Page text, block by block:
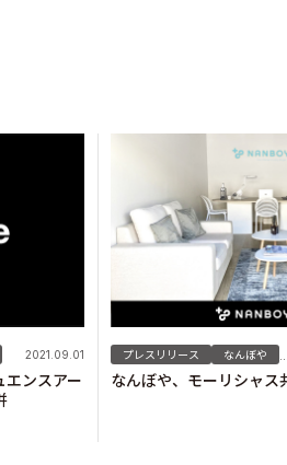
2021.09.01
エンスアー
プレスリリース なんぼや
なんぼや、モーリシャス